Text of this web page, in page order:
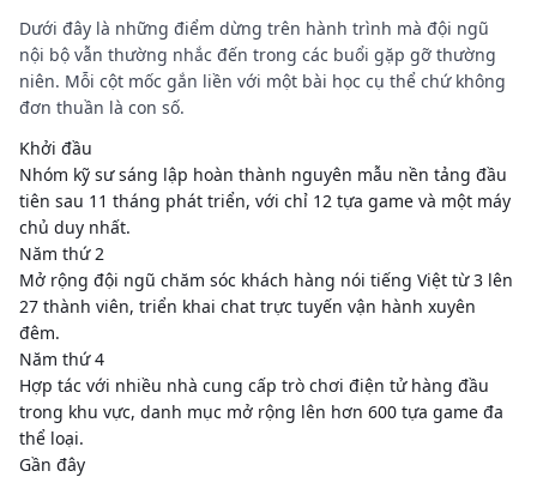
Dưới đây là những điểm dừng trên hành trình mà đội ngũ
nội bộ vẫn thường nhắc đến trong các buổi gặp gỡ thường
niên. Mỗi cột mốc gắn liền với một bài học cụ thể chứ không
đơn thuần là con số.
Khởi đầu
Nhóm kỹ sư sáng lập hoàn thành nguyên mẫu nền tảng đầu
tiên sau 11 tháng phát triển, với chỉ 12 tựa game và một máy
chủ duy nhất.
Năm thứ 2
Mở rộng đội ngũ chăm sóc khách hàng nói tiếng Việt từ 3 lên
27 thành viên, triển khai chat trực tuyến vận hành xuyên
đêm.
Năm thứ 4
Hợp tác với nhiều nhà cung cấp trò chơi điện tử hàng đầu
trong khu vực, danh mục mở rộng lên hơn 600 tựa game đa
thể loại.
Gần đây